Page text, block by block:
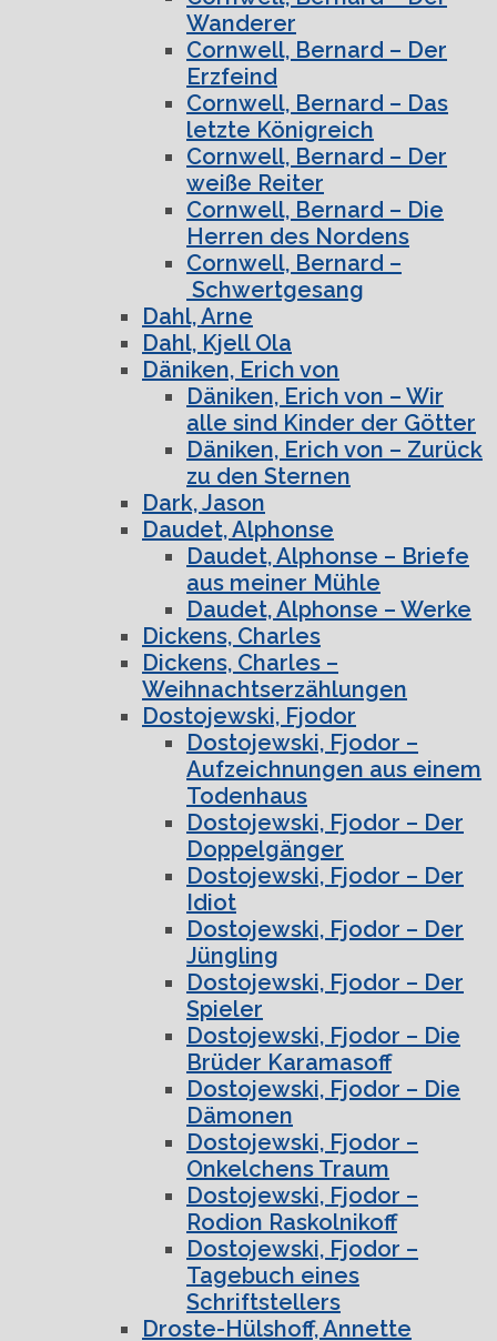
Wanderer
Cornwell, Bernard – Der
Erzfeind
Cornwell, Bernard – Das
letzte Königreich
Cornwell, Bernard – Der
weiße Reiter
Cornwell, Bernard – Die
Herren des Nordens
Cornwell, Bernard –
Schwertgesang
Dahl, Arne
Dahl, Kjell Ola
Däniken, Erich von
Däniken, Erich von – Wir
alle sind Kinder der Götter
Däniken, Erich von – Zurück
zu den Sternen
Dark, Jason
Daudet, Alphonse
Daudet, Alphonse – Briefe
aus meiner Mühle
Daudet, Alphonse – Werke
Dickens, Charles
Dickens, Charles –
Weihnachtserzählungen
Dostojewski, Fjodor
Dostojewski, Fjodor –
Aufzeichnungen aus einem
Todenhaus
Dostojewski, Fjodor – Der
Doppelgänger
Dostojewski, Fjodor – Der
Idiot
Dostojewski, Fjodor – Der
Jüngling
Dostojewski, Fjodor – Der
Spieler
Dostojewski, Fjodor – Die
Brüder Karamasoff
Dostojewski, Fjodor – Die
Dämonen
Dostojewski, Fjodor –
Onkelchens Traum
Dostojewski, Fjodor –
Rodion Raskolnikoff
Dostojewski, Fjodor –
Tagebuch eines
Schriftstellers
Droste-Hülshoff, Annette